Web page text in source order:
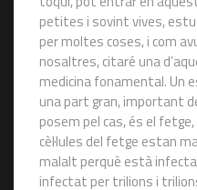
petites i sovint vives,
per moltes coses, i com
nosaltres, citaré una
medicina fonamental. Un
una part gran, important
posem pel cas, és el
cèl·lules del fetge estan
malalt perquè està
infectat per trilions i